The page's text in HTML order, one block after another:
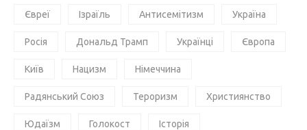
Євреї Ізраїль Антисемітизм Україна
Росія Дональд Трамп Українці Європа
Київ Нацизм Німеччина
Радянський Союз Тероризм Християнство
Юдаїзм Голокост Історія